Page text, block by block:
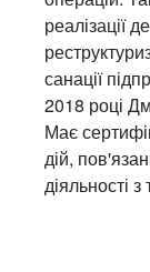
реалізації
санації
2018 році
Має
дій,
діяльності